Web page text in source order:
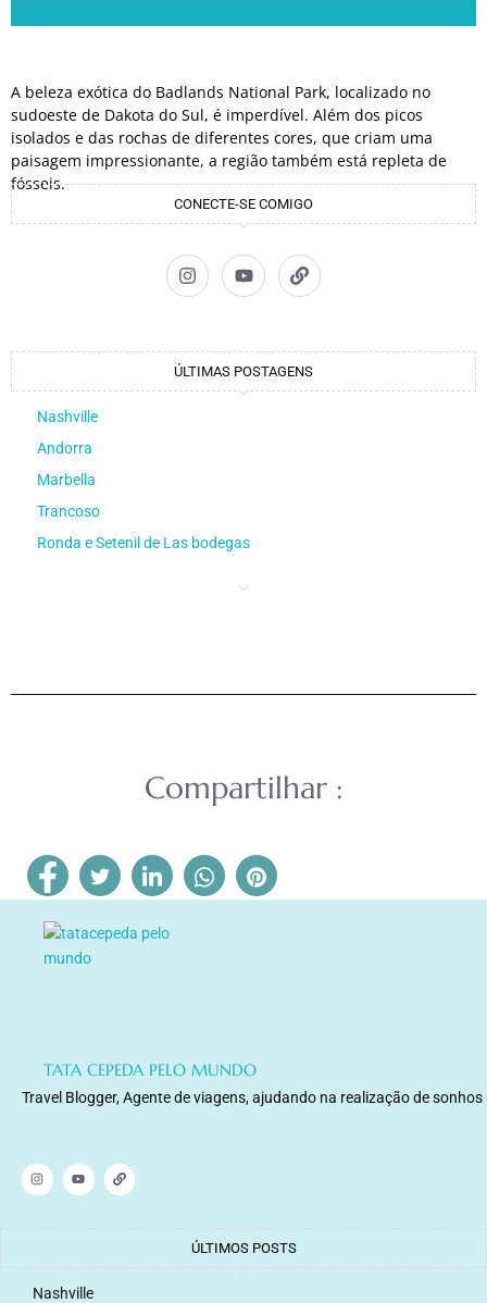
A beleza exótica do Badlands National Park, localizado no
sudoeste de Dakota do Sul, é imperdível. Além dos picos
isolados e das rochas de diferentes cores, que criam uma
paisagem impressionante, a região também está repleta de
fósseis.
CONECTE-SE COMIGO
ÚLTIMAS POSTAGENS
Nashville
Andorra
Marbella
Trancoso
Ronda e Setenil de Las bodegas
Compartilhar :
TATA CEPEDA PELO MUNDO
Travel Blogger, Agente de viagens, ajudando na realização de sonhos
ÚLTIMOS POSTS
Nashville